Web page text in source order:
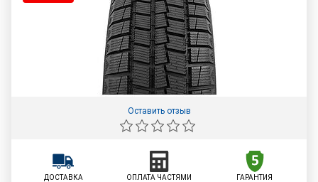
Оставить отзыв
ДОСТАВКА
ОПЛАТА ЧАСТЯМИ
ГАРАНТИЯ